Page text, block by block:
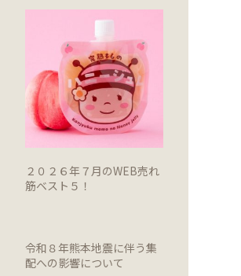
２０２６年７月のWEB売れ
筋ベスト５！
令和８年熊本地震に伴う集
配への影響について